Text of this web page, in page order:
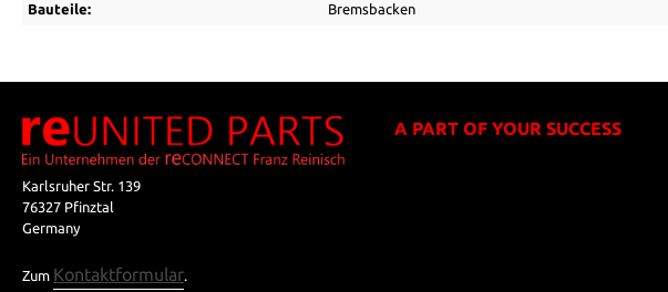
Bauteile: Bremsbacken
Karlsruher Str. 139
76327 Pfinztal
Germany
Zum Kontaktformular.
A PART OF YOUR SUCCESS